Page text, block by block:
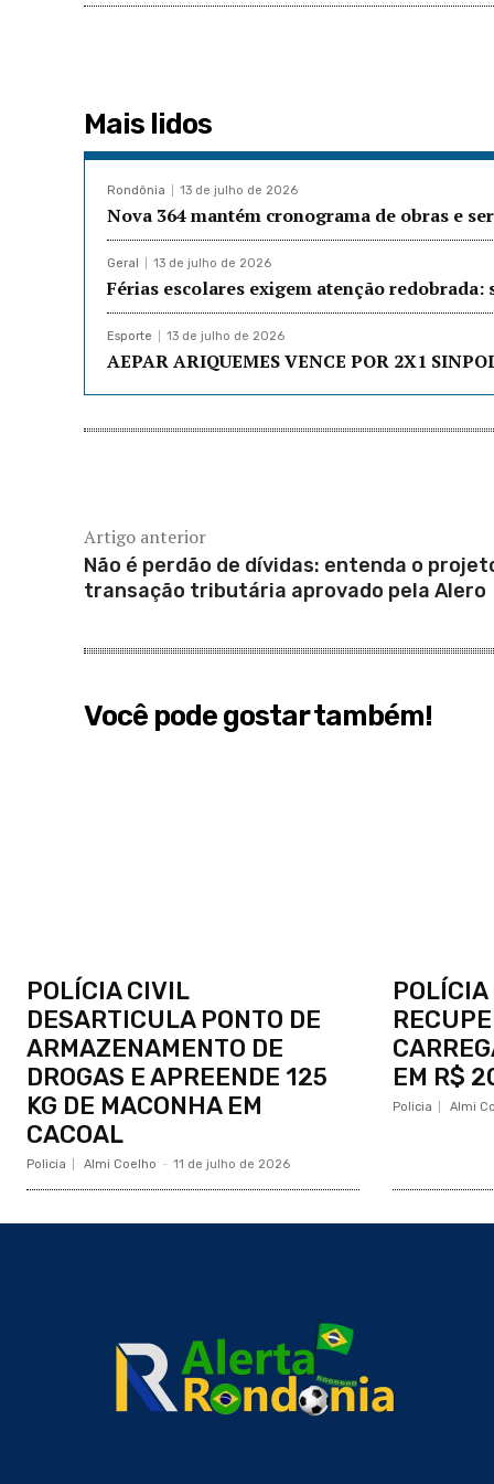
Mais lidos
Rondônia 13 de julho de 2026
Nova 364 mantém cronograma de obras e
Geral 13 de julho de 2026
Férias escolares exigem atenção
Esporte 13 de julho de 2026
AEPAR ARIQUEMES VENCE POR 2X1
Artigo anterior
Não é perdão de dívidas: entenda o
transação tributária aprovado pela Alero
Você pode gostar também!
POLÍCIA CIVIL
DESARTICULA PONTO DE
ARMAZENAMENTO DE
DROGAS E APREENDE 125
KG DE MACONHA EM
CACOAL
Policia Almi Coelho - 11 de julho de 2026
POLÍCIA
EM R$
Policia Almi